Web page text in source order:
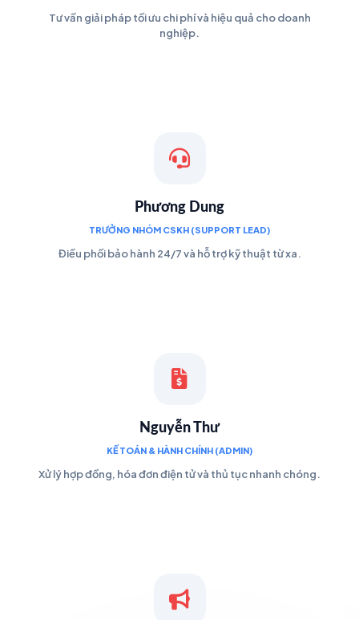
Tư vấn giải pháp tối ưu chi phí và hiệu quả cho doanh
nghiệp.
Phương Dung
TRƯỞNG NHÓM CSKH (SUPPORT LEAD)
Điều phối bảo hành 24/7 và hỗ trợ kỹ thuật từ xa.
Nguyễn Thư
KẾ TOÁN & HÀNH CHÍNH (ADMIN)
Xử lý hợp đồng, hóa đơn điện tử và thủ tục nhanh chóng.